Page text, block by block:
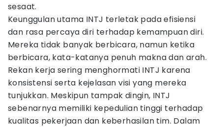
sesaat.
Keunggulan utama INTJ terletak pada efisiensi
dan rasa percaya diri terhadap kemampuan diri.
Mereka tidak banyak berbicara, namun ketika
berbicara, kata-katanya penuh makna dan arah.
Rekan kerja sering menghormati INTJ karena
konsistensi serta kejelasan visi yang mereka
tunjukkan. Meskipun tampak dingin, INTJ
sebenarnya memiliki kepedulian tinggi terhadap
kualitas pekerjaan dan keberhasilan tim. Dalam